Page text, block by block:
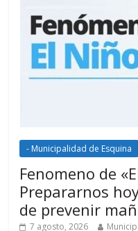
- Municipalidad de Esquina
Fenomeno de
Prepararnos
de prevenir
7 agosto, 2026